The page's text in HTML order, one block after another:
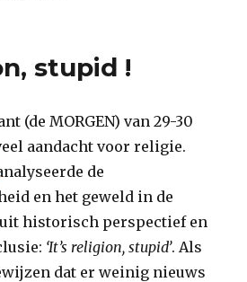
islam
stupid !
(de MORGEN) van 29-30
aandacht voor religie.
de
en het geweld in de
historisch perspectief en
‘It’s religion, stupid’. Als
dat er weinig nieuws